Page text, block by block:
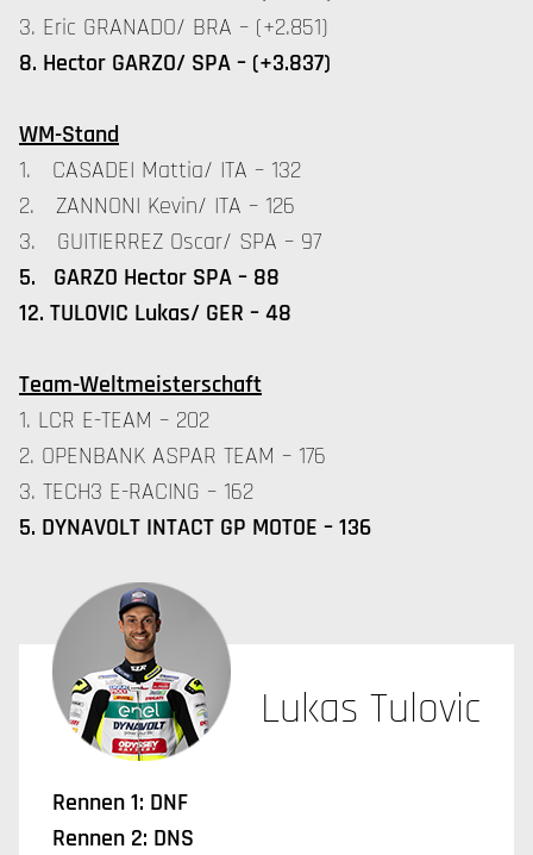
3. Eric GRANADO/ BRA – (+2.851)
8. Hector GARZO/ SPA – (+3.837)
WM-Stand
1. CASADEI Mattia/ ITA – 132
2. ZANNONI Kevin/ ITA – 126
3. GUITIERREZ Oscar/ SPA – 97
5. GARZO Hector SPA – 88
12. TULOVIC Lukas/ GER – 48
Team-Weltmeisterschaft
1. LCR E-TEAM – 202
2. OPENBANK ASPAR TEAM – 176
3. TECH3 E-RACING – 162
5. DYNAVOLT INTACT GP MOTOE – 136
Lukas Tulovic
Rennen 1: DNF
Rennen 2: DNS